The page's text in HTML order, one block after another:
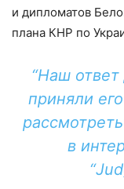
и дипломатов
плана КНР по
“Наш
приняли
в